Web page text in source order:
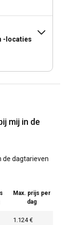
-locaties
mij in de
de dagtarieven
Max. prijs per
dag
1.124 €